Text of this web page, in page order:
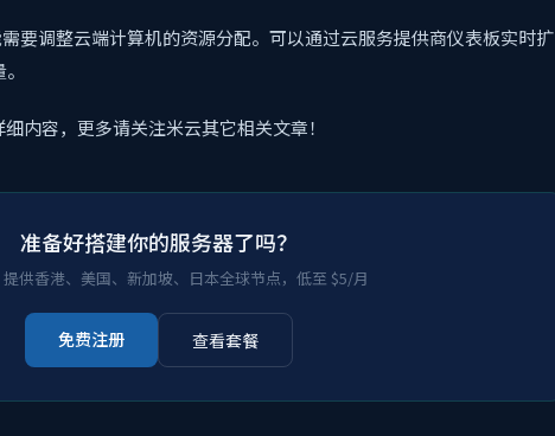
要调整云端计算机的资源分配。可以通过云服务提供商仪表板实时扩
内容，更多请关注米云其它相关文章！
准备好搭建你的服务器了吗？
提供香港、美国、新加坡、日本全球节点，低至 $5/月
免费注册 查看套餐